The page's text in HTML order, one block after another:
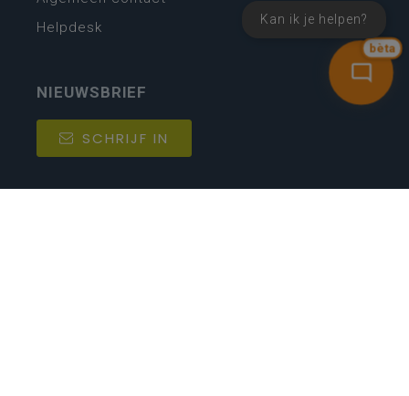
bèta
Kan ik je helpen?
Helpdesk
NIEUWSBRIEF
SCHRIJF IN